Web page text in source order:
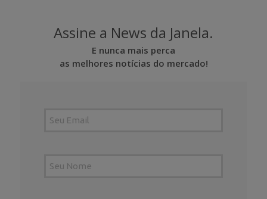
Assine a News da Janela.
E nunca mais perca
as melhores notícias do mercado!